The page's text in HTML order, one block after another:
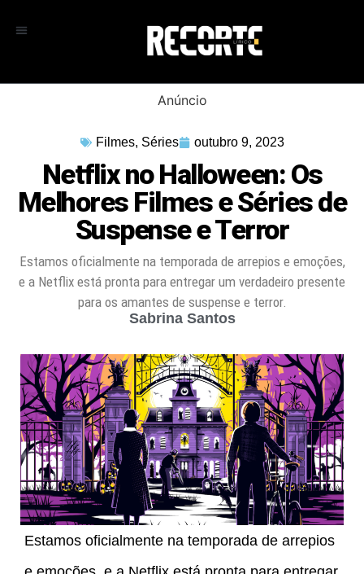
Anúncio
Filmes, Séries outubro 9, 2023
Netflix no Halloween: Os
Melhores Filmes e Séries de
Suspense e Terror
Estamos oficialmente na temporada de arrepios e emoções,
e a Netflix está pronta para entregar um verdadeiro presente
para os amantes de suspense e terror.
Sabrina Santos
Estamos oficialmente na temporada de arrepios